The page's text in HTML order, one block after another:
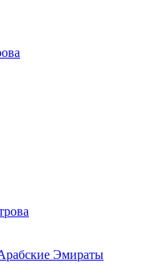
Эмираты